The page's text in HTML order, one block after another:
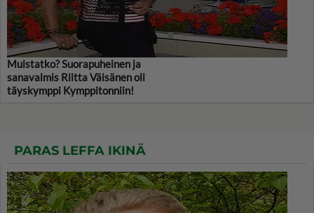
Muistatko? Suorapuheinen ja
sanavalmis Riitta Väisänen oli
täyskymppi Kymppitonniin!
PARAS LEFFA IKINÄ